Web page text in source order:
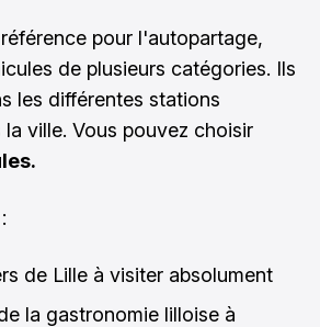
pour l'autopartage,
de plusieurs catégories. Ils
les différentes stations
ville. Vous pouvez choisir
de Lille à visiter absolument
la gastronomie lilloise à